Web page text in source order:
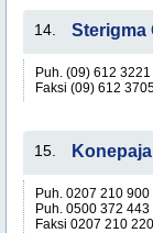
14. Sterigma
Puh. (09) 612 3221
Faksi (09) 612
15.
Puh. 0207 210 900
Puh. 0500 372 443
Faksi 0207 210 220